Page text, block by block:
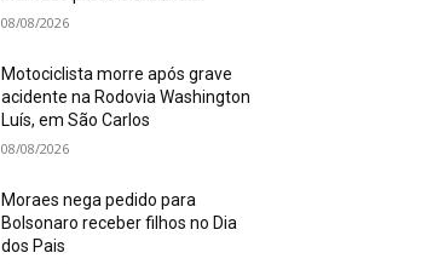
08/08/2026
Motociclista morre após grave
acidente na Rodovia Washington
Luís, em São Carlos
08/08/2026
Moraes nega pedido para
Bolsonaro receber filhos no Dia
dos Pais